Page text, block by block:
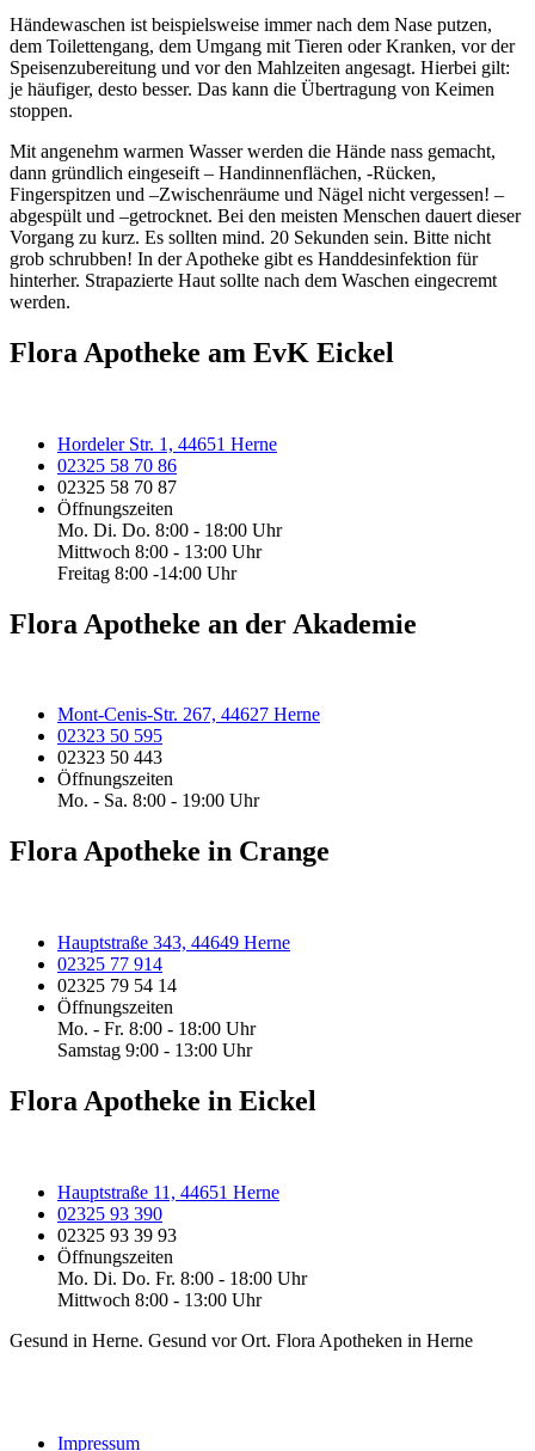
Händewaschen ist beispielsweise immer nach dem Nase putzen,
dem Toilettengang, dem Umgang mit Tieren oder Kranken, vor der
Speisenzubereitung und vor den Mahlzeiten angesagt. Hierbei gilt:
je häufiger, desto besser. Das kann die Übertragung von Keimen
stoppen.
Mit angenehm warmen Wasser werden die Hände nass gemacht,
dann gründlich eingeseift – Handinnenflächen, -Rücken,
Fingerspitzen und –Zwischenräume und Nägel nicht vergessen! –
abgespült und –getrocknet. Bei den meisten Menschen dauert dieser
Vorgang zu kurz. Es sollten mind. 20 Sekunden sein. Bitte nicht
grob schrubben! In der Apotheke gibt es Handdesinfektion für
hinterher. Strapazierte Haut sollte nach dem Waschen eingecremt
werden.
Flora Apotheke am EvK Eickel
Hordeler Str. 1, 44651 Herne
02325 58 70 86
02325 58 70 87
Öffnungszeiten
Mo. Di. Do. 8:00 - 18:00 Uhr
Mittwoch 8:00 - 13:00 Uhr
Freitag 8:00 -14:00 Uhr
Flora Apotheke an der Akademie
Mont-Cenis-Str. 267, 44627 Herne
02323 50 595
02323 50 443
Öffnungszeiten
Mo. - Sa. 8:00 - 19:00 Uhr
Flora Apotheke in Crange
Hauptstraße 343, 44649 Herne
02325 77 914
02325 79 54 14
Öffnungszeiten
Mo. - Fr. 8:00 - 18:00 Uhr
Samstag 9:00 - 13:00 Uhr
Flora Apotheke in Eickel
Hauptstraße 11, 44651 Herne
02325 93 390
02325 93 39 93
Öffnungszeiten
Mo. Di. Do. Fr. 8:00 - 18:00 Uhr
Mittwoch 8:00 - 13:00 Uhr
Gesund in Herne. Gesund vor Ort. Flora Apotheken in Herne
Impressum